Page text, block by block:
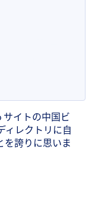
サイトの中国ビ
ィレクトリに自
を誇りに思いま